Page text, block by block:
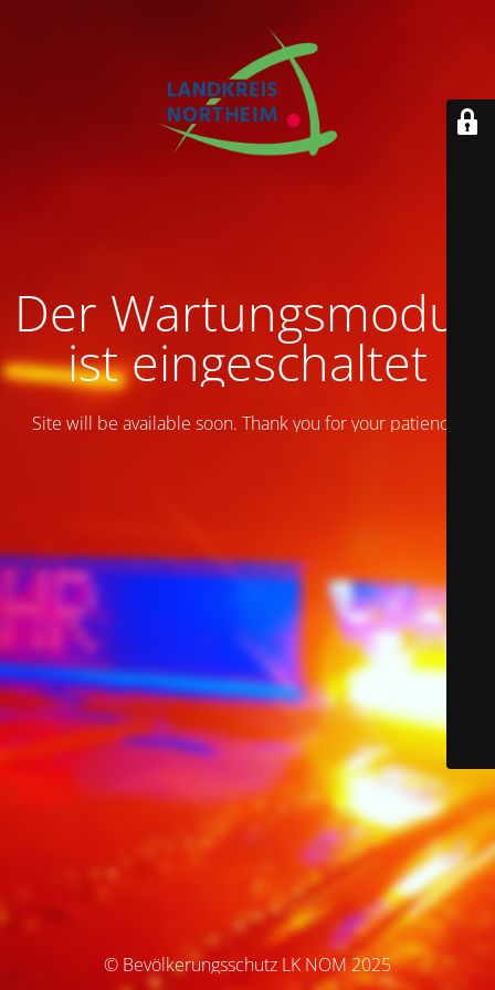
Der Wartungsmodus
ist eingeschaltet
Site will be available soon. Thank you for your patience!
© Bevölkerungsschutz LK NOM 2025